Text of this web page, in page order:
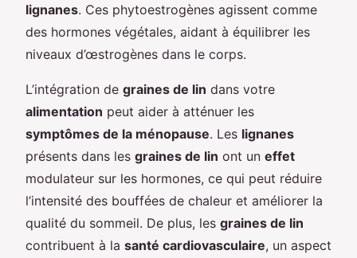
lignanes. Ces phytoestrogènes agissent comme
des hormones végétales, aidant à équilibrer les
niveaux d’œstrogènes dans le corps.
L’intégration de graines de lin dans votre
alimentation peut aider à atténuer les
symptômes de la ménopause. Les lignanes
présents dans les graines de lin ont un effet
modulateur sur les hormones, ce qui peut réduire
l’intensité des bouffées de chaleur et améliorer la
qualité du sommeil. De plus, les graines de lin
contribuent à la santé cardiovasculaire, un aspect